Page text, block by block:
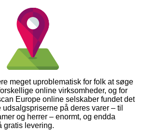
meget uproblematisk for folk at søge
online virksomheder, og for
Europe online selskaber fundet det
på deres varer – til
og herrer – enormt, og endda
gratis levering.